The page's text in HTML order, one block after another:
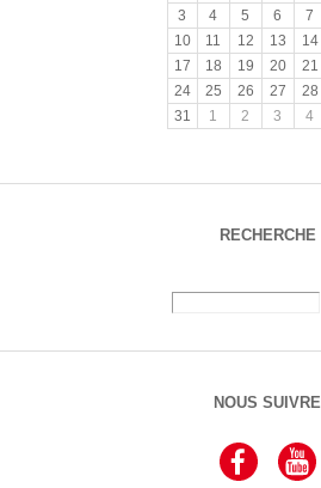
3
4 5 6 7
10
11 12 13 14
17
18 19 20 21
24
25 26 27 28
31
1 2 3 4
RECHERCHE
NOUS SUIVRE